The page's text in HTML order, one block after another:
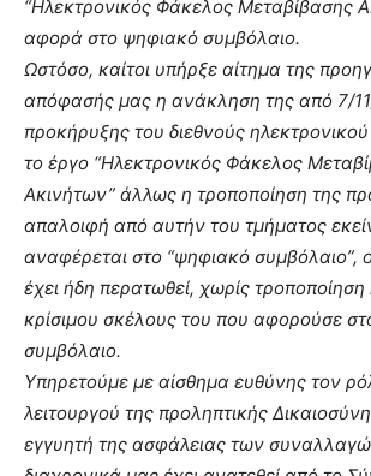
“Ηλεκτρονικός Φάκελος Μεταβίβασης
αφορά στο ψηφιακό συμβόλαιο.
Ωστόσο, καίτοι υπήρξε αίτημα της
απόφασής μας η ανάκληση της από 7/
προκήρυξης του διεθνούς
το έργο “Ηλεκτρονικός Φάκελος
Ακινήτων” άλλως η τροποποίηση της
απαλοιφή από αυτήν του τμήματος
αναφέρεται στο “ψηφιακό συμβόλαιο”,
έχει ήδη περατωθεί, χωρίς
κρίσιμου σκέλους του που αφορούσε
συμβόλαιο.
Υπηρετούμε με αίσθημα ευθύνης τον
λειτουργού της προληπτικής
εγγυητή της ασφάλειας των